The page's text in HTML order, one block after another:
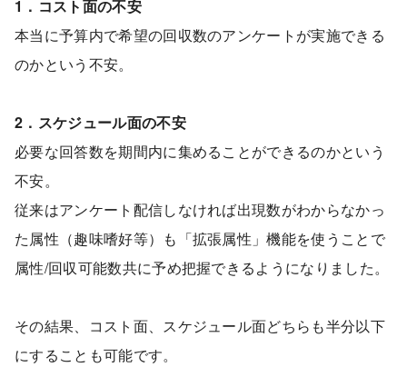
1．コスト面の不安
本当に予算内で希望の回収数のアンケートが実施できる
のかという不安。
2．スケジュール面の不安
必要な回答数を期間内に集めることができるのかという
不安。
従来はアンケート配信しなければ出現数がわからなかっ
た属性（趣味嗜好等）も「拡張属性」機能を使うことで
属性/回収可能数共に予め把握できるようになりました。
その結果、コスト面、スケジュール面どちらも半分以下
にすることも可能です。